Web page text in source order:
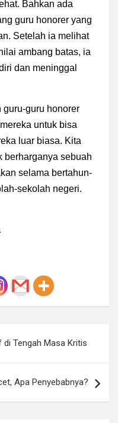
Bahkan ada
guru honorer yang
Setelah ia melihat
ambang batas, ia
dan meninggal
guru-guru honorer
untuk bisa
luar biasa. Kita
berharganya sebuah
selama bertahun-
sekolah negeri.
Tengah Masa Kritis
Apa Penyebabnya?